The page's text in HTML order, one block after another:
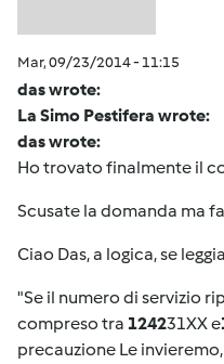
Mar, 09/23/2014 - 11:15
das wrote:
La Simo Pestifera wrote:
das wrote:
Ho trovato finalmente il
Scusate la domanda ma
Ciao Das, a logica, se
"Se il numero di servizio
compreso tra 124231XX e
precauzione Le